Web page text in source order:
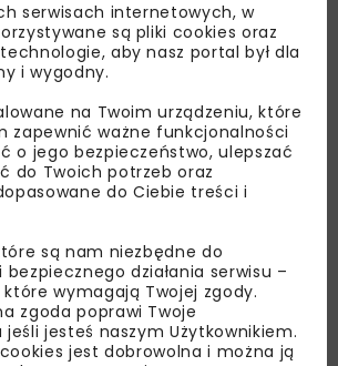
więcej?
aby otrzymywać od
branżowe,
serwisach internetowych, w
są pliki cookies oraz
aby nasz portal był dla
i wygodny.
na Twoim urządzeniu, które
zapewnić ważne funkcjonalności
o jego bezpieczeństwo, ulepszać
do Twoich potrzeb oraz
do Ciebie treści i
są nam niezbędne do
bezpiecznego działania serwisu –
wymagają Twojej zgody.
zgoda poprawi Twoje
jesteś naszym Użytkownikiem.
jest dobrowolna i można ją